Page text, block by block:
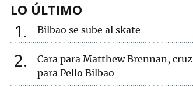
LO ÚLTIMO
1 Bilbao se sube al skate
2
Cara para Matthew Brennan, cruz
para Pello Bilbao